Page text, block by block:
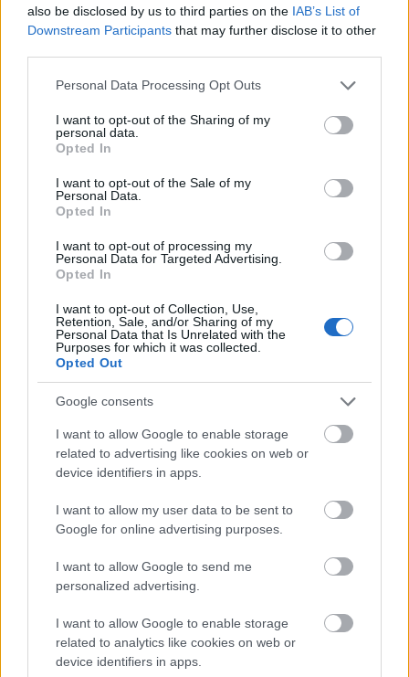
also be disclosed by us to third parties on the IAB’s List of
Downstream Participants that may further disclose it to other
Please note that this website/app uses one or more Google
not limited to your visit or usage behaviour. You may click to
grant or deny consent to Google and its third-party tags to
use your data for below specified purposes in below Google
consent section.
Personal Data Processing Opt Outs
I want to opt-out of the Sharing of my
personal data.
Opted In
I want to opt-out of the Sale of my
Personal Data.
Opted In
I want to opt-out of processing my
Personal Data for Targeted Advertising.
Opted In
I want to opt-out of Collection, Use,
Retention, Sale, and/or Sharing of my
Personal Data that Is Unrelated with the
Purposes for which it was collected.
Opted Out
Google consents
I want to allow Google to enable storage
related to advertising like cookies on web or
device identifiers in apps.
I want to allow my user data to be sent to
Google for online advertising purposes.
I want to allow Google to send me
personalized advertising.
I want to allow Google to enable storage
related to analytics like cookies on web or
device identifiers in apps.